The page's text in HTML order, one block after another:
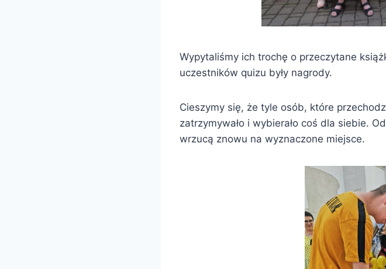
Wypytaliśmy ich trochę o przeczytane
uczestników quizu były nagrody.
Cieszymy się, że tyle osób, które
zatrzymywało i wybierało coś dla siebie.
wrzucą znowu na wyznaczone miejsce.